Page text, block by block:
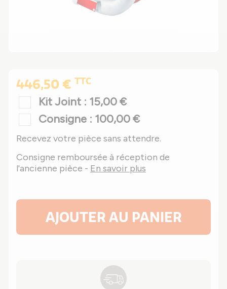
446,50 € TTC
Kit Joint : 15,00 €
Consigne : 100,00 €
Recevez votre pièce sans attendre.
Consigne remboursée à réception de
l'ancienne pièce - En savoir plus
AJOUTER AU PANIER